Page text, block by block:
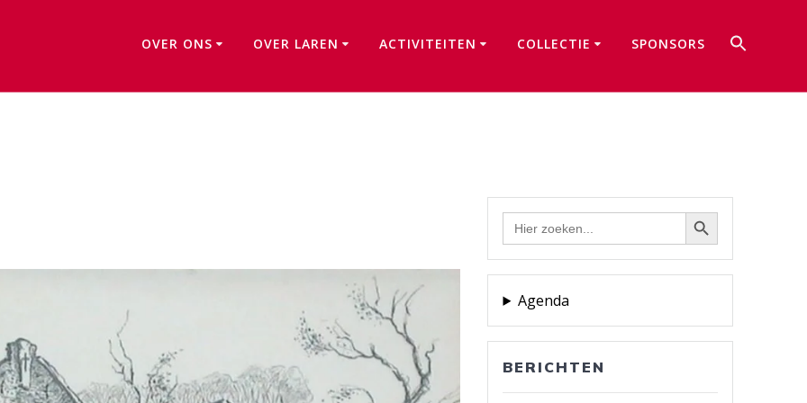
OVER ONS OVER LAREN ACTIVITEITEN COLLECTIE SPONSORS
Zoek
naar:
Zoekknop
Agenda
BERICHTEN